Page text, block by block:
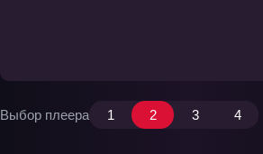
Выбор плеера 1 2 3 4